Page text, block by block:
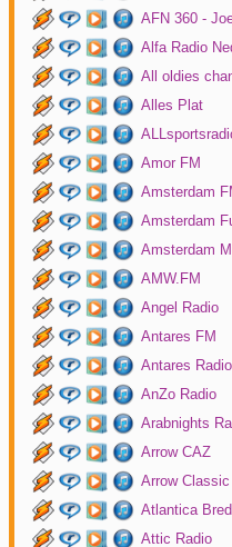
AFN 360 -
Alfa Radio
All oldies
Alles Plat
Amor FM
Amsterdam
Amsterdam
Amsterdam
AMW.FM
Angel Radio
Antares FM
Antares
AnZo Radio
Arabnights
Arrow CAZ
Arrow
Atlantica
Attic Radio